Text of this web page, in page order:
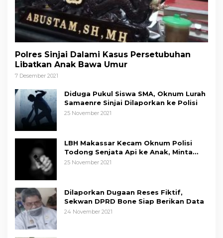
Polres Sinjai Dalami Kasus Persetubuhan
Libatkan Anak Bawa Umur
7 Desember 2021
Diduga Pukul Siswa SMA, Oknum Lurah
Samaenre Sinjai Dilaporkan ke Polisi
25 November 2021
LBH Makassar Kecam Oknum Polisi
Todong Senjata Api ke Anak, Minta
Kapolda Sulsel Tindak Tegas
25 November 2021
Dilaporkan Dugaan Reses Fiktif,
Sekwan DPRD Bone Siap Berikan Data
24 November 2021